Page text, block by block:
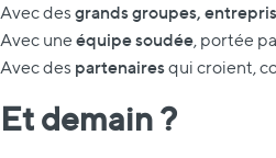
Avec des grands groupes,
Avec une équipe soudée, portée
Avec des partenairesqui croient,
Et demain ?